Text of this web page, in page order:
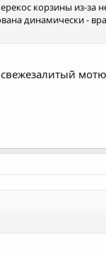
корзины из-
динамически -